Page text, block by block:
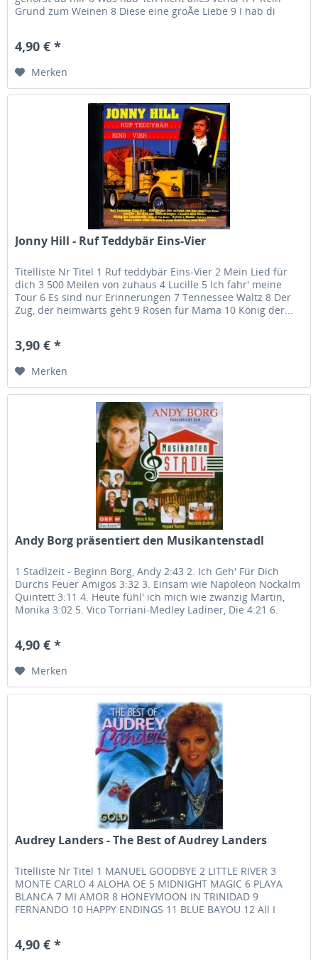
Grund zum Weinen 8 Diese eine groÃe Liebe 9 I hab di
4,90 € *
Merken
Jonny Hill - Ruf Teddybär Eins-Vier
Titelliste Nr Titel 1 Ruf teddybär Eins-Vier 2 Mein Lied für
dich 3 500 Meilen von zuhaus 4 Lucille 5 Ich fahr' meine
Tour 6 Es sind nur Erinnerungen 7 Tennessee Waltz 8 Der
Zug, der heimwärts geht 9 Rosen für Mama 10 König der...
3,90 € *
Merken
Andy Borg präsentiert den Musikantenstadl
1 Stadlzeit - Beginn Borg, Andy 2:43 2. Ich Geh' Für Dich
Durchs Feuer Amigos 3:32 3. Einsam wie Napoleon Nockalm
Quintett 3:11 4. Heute fühl' ich mich wie zwanzig Martin,
Monika 3:02 5. Vico Torriani-Medley Ladiner, Die 4:21 6.
4,90 € *
Merken
Audrey Landers - The Best of Audrey Landers
Titelliste Nr Titel 1 MANUEL GOODBYE 2 LITTLE RIVER 3
MONTE CARLO 4 ALOHA OE 5 MIDNIGHT MAGIC 6 PLAYA
BLANCA 7 MI AMOR 8 HONEYMOON IN TRINIDAD 9
FERNANDO 10 HAPPY ENDINGS 11 BLUE BAYOU 12 All I
4,90 € *